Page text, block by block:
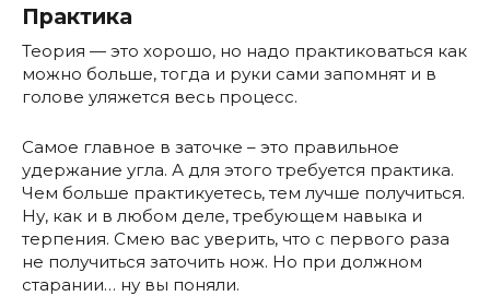
Практика
Теория — это хорошо, но надо практиковаться как
можно больше, тогда и руки сами запомнят и в
голове уляжется весь процесс.
Самое главное в заточке – это правильное
удержание угла. А для этого требуется практика.
Чем больше практикуетесь, тем лучше получиться.
Ну, как и в любом деле, требующем навыка и
терпения. Смею вас уверить, что с первого раза
не получиться заточить нож. Но при должном
старании… ну вы поняли.